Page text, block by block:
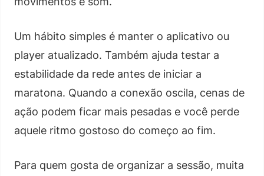
Um hábito simples é manter o aplicativo ou
player atualizado. Também ajuda testar a
estabilidade da rede antes de iniciar a
maratona. Quando a conexão oscila, cenas de
ação podem ficar mais pesadas e você perde
aquele ritmo gostoso do começo ao fim.
Para quem gosta de organizar a sessão, muita